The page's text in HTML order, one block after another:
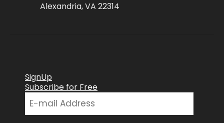
Alexandria, VA 22314
SignUp
Subscribe for Free